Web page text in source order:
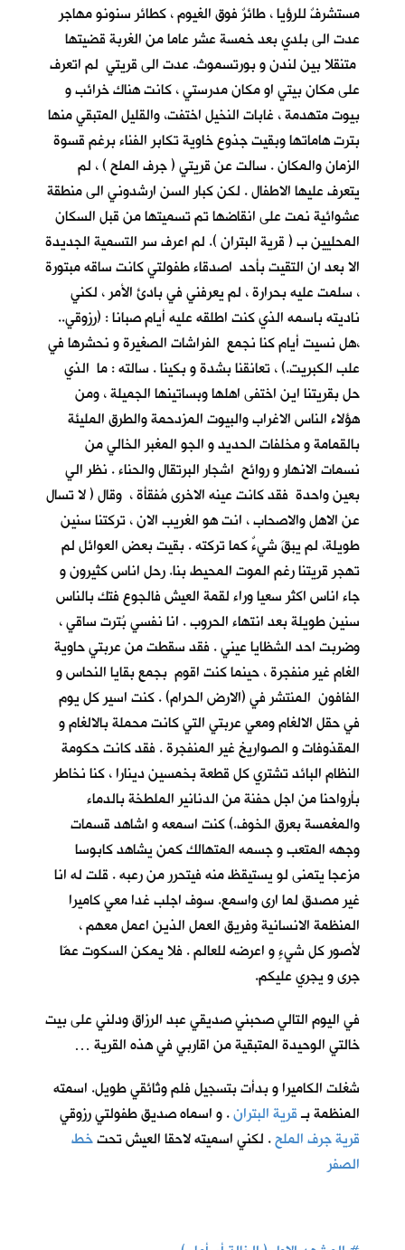
مستشرفٌ للرؤيا ، طائرٌ فوق الغيوم ، كطائر سنونو مهاجر
عدت الى بلدي بعد خمسة عشر عاما من الغربة قضيتها
متنقلا بين لندن و بورتسموث. عدت الى قريتي لم اتعرف
على مكان بيتي او مكان مدرستي ، كانت هناك خرائب و
بيوت متهدمة ، غابات النخيل اختفت، والقليل المتبقي منها
بترت هاماتها وبقيت جذوع خاوية تكابر الفناء برغم قسوة
الزمان والمكان . سالت عن قريتي ( جرف الملح ) ، لم
يتعرف عليها الاطفال . لكن كبار السن ارشدوني الى منطقة
عشوائية نمت على انقاضها تم تسميتها من قبل السكان
المحليين ب ( قرية البتران ). لم اعرف سر التسمية الجديدة
الا بعد ان التقيت بأحد اصدقاء طفولتي كانت ساقه مبتورة
، سلمت عليه بحرارة ، لم يعرفني في بادئ الأمر ، لكني
ناديته باسمه الذي كنت اطلقه عليه أيام صبانا : (رزوقي..
،هل نسيت أيام كنا نجمع الفراشات الصغيرة و نحشرها في
علب الكبريت.) ، تعانقنا بشدة و بكينا . سالته : ما الذي
حل بقريتنا اين اختفى اهلها وبساتينها الجميلة ، ومن
هؤلاء الناس الاغراب والبيوت المزدحمة والطرق المليئة
بالقمامة و مخلفات الحديد و الجو المغبر الخالي من
نسمات الانهار و روائح اشجار البرتقال والحناء . نظر الي
بعين واحدة فقد كانت عينه الاخرى مُفقأة ، وقال ( لا تسال
عن الاهل والاصحاب ، انت هو الغريب الان ، تركتنا سنين
طويلة، لم يبقَ شيءٌ كما تركته . بقيت بعض العوائل لم
تهجر قريتنا رغم الموت المحيط بنا. رحل اناس كثيرون و
جاء اناس اكثر سعيا وراء لقمة العيش فالجوع فتك بالناس
سنين طويلة بعد انتهاء الحروب . انا نفسي بُترت ساقي ،
وضربت احد الشظايا عيني . فقد سقطت من عربتي حاوية
الغام غير منفجرة ، حينما كنت اقوم بجمع بقايا النحاس و
الفافون المنتشر في (الارض الحرام) . كنت اسير كل يوم
في حقل الالغام ومعي عربتي التي كانت محملة بالالغام و
المقذوفات و الصواريخ غير المنفجرة . فقد كانت حكومة
النظام البائد تشتري كل قطعة بخمسين دينارا ، كنا نخاطر
بأرواحنا من اجل حفنة من الدنانير الملطخة بالدماء
والمغمسة بعرق الخوف.) كنت اسمعه و اشاهد قسمات
وجهه المتعب و جسمه المتهالك كمن يشاهد كابوسا
مزعجا يتمنى لو يستيقظ منه فيتحرر من رعبه . قلت له انا
غير مصدق لما ارى واسمع. سوف اجلب غدا معي كاميرا
المنظمة الانسانية وفريق العمل الذين اعمل معهم ،
لأصور كل شيءٍ و اعرضه للعالم . فلا يمكن السكوت عمّا
جرى و يجري عليكم.
في اليوم التالي صحبني صديقي عبد الرزاق ودلني على بيت
خالتي الوحيدة المتبقية من اقاربي في هذه القرية …
شغلت الكاميرا و بدأت بتسجيل فلم وثائقي طويل. اسمته
المنظمة بـقرية البتران. و اسماه صديق طفولتي رزوقي
قرية جرف الملح. لكني اسميته لاحقا العيش تحتخط
الصفر